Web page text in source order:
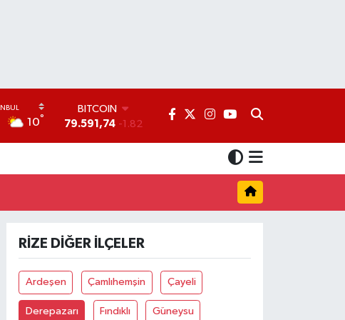
10°
BITCOIN
79.591,74 -1.82
61,60380 0.18
6862,09000 0.19
BİST100
14.598,00 0
RIZE DIĞER İLÇELER
Ardeşen Çamlıhemşin Çayeli
Derepazarı Fındıklı Güneysu